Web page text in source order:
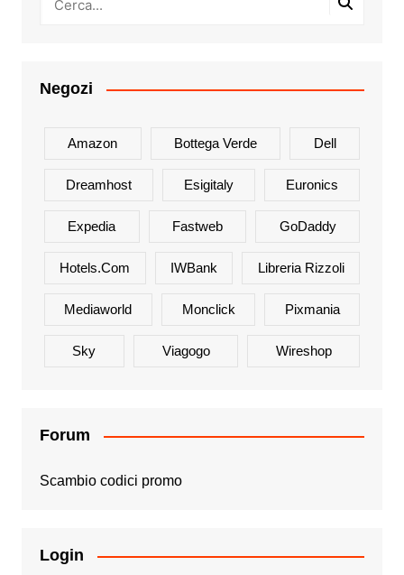
Negozi
Amazon Bottega Verde Dell
Dreamhost Esigitaly Euronics
Expedia Fastweb GoDaddy
Hotels.com IWBank Libreria Rizzoli
Mediaworld Monclick Pixmania
Sky Viagogo Wireshop
Forum
Scambio codici promo
Login